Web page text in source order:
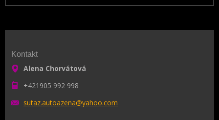
Kontakt
Alena Chorvátová
+421905 992 998
sutaz.autoazena@yahoo.com